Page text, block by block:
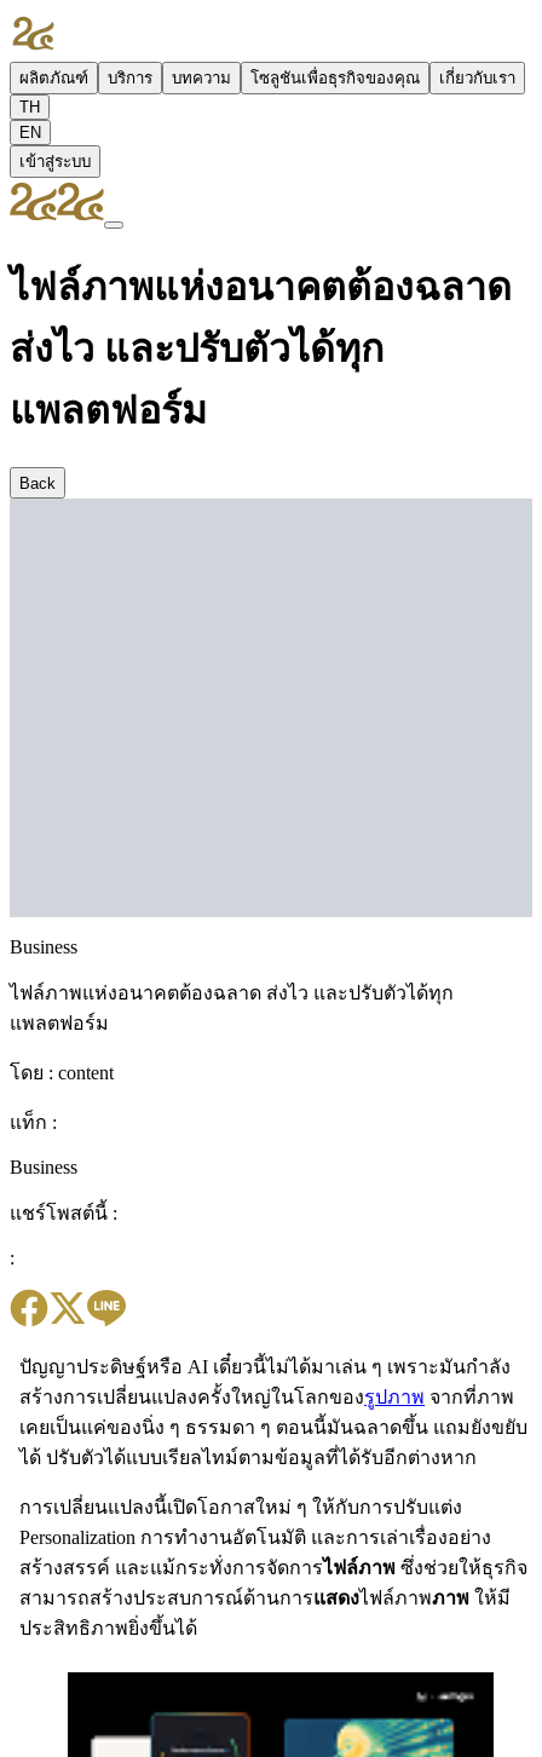
ผลิตภัณฑ์ บริการ บทความ โซลูชันเพื่อธุรกิจของคุณ
เกี่ยวกับเรา
TH
EN
เข้าสู่ระบบ
ไฟล์ภาพแห่งอนาคตต้องฉลาด
ส่งไว และปรับตัวได้ทุก
แพลตฟอร์ม
Back
Business
ไฟล์ภาพแห่งอนาคตต้องฉลาด ส่งไว และปรับตัวได้ทุก
แพลตฟอร์ม
โดย : content
แท็ก :
Business
แชร์โพสต์นี้ :
:
ปัญญาประดิษฐ์หรือ AI เดี๋ยวนี้ไม่ได้มาเล่น ๆ เพราะมันกำลัง
สร้างการเปลี่ยนแปลงครั้งใหญ่ในโลกของรูปภาพ จากที่ภาพ
เคยเป็นแค่ของนิ่ง ๆ ธรรมดา ๆ ตอนนี้มันฉลาดขึ้น แถมยังขยับ
ได้ ปรับตัวได้แบบเรียลไทม์ตามข้อมูลที่ได้รับอีกต่างหาก
การเปลี่ยนแปลงนี้เปิดโอกาสใหม่ ๆ ให้กับการปรับแต่ง
Personalization การทำงานอัตโนมัติ และการเล่าเรื่องอย่าง
สร้างสรรค์ และแม้กระทั่งการจัดการไฟล์ภาพ ซึ่งช่วยให้ธุรกิจ
สามารถสร้างประสบการณ์ด้านการแสดงไฟล์ภาพภาพ ให้มี
ประสิทธิภาพยิ่งขึ้นได้